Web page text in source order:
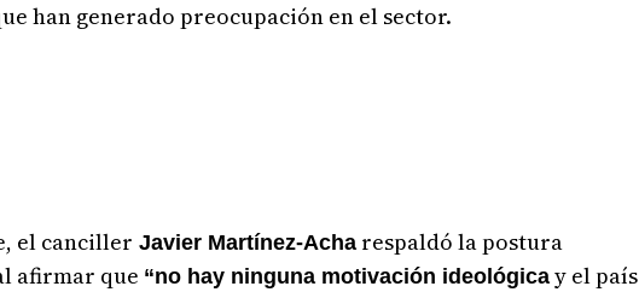
han generado preocupación en el sector.
el canciller Javier Martínez-Acharespaldó la postura
afirmar que “no hay ninguna motivación ideológicay el país